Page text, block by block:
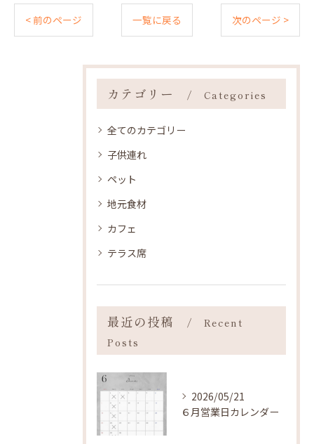
< 前のページ 一覧に戻る 次のページ >
カテゴリー Categories
全てのカテゴリー
子供連れ
ペット
地元食材
カフェ
テラス席
最近の投稿
Recent
Posts
2026/05/21
６月営業日カレンダー